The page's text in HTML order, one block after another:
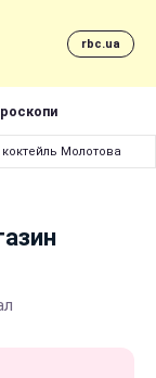
rbc.ua
Молотова